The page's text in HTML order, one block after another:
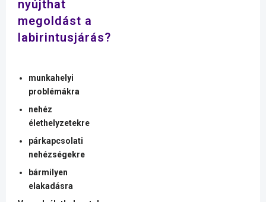
nyújthat
megoldást a
labirintusjárás?
munkahelyi
problémákra
nehéz
élethelyzetekre
párkapcsolati
nehézségekre
bármilyen
elakadásra